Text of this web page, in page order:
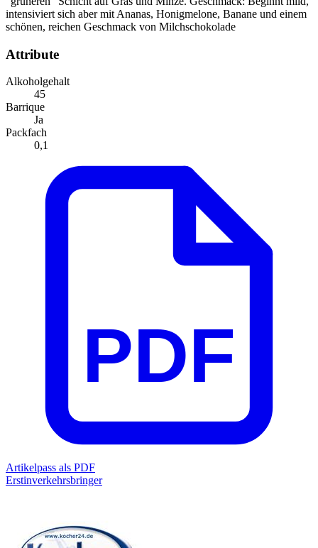
intensiviert sich aber mit Ananas, Honigmelone, Banane und einem
schönen, reichen Geschmack von Milchschokolade
Attribute
Alkoholgehalt
45
Barrique
Ja
Packfach
0,1
PDF
Artikelpass als PDF
Erstinverkehrsbringer